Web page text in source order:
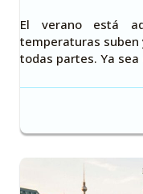
El verano está
temperaturas suben
todas partes. Ya sea